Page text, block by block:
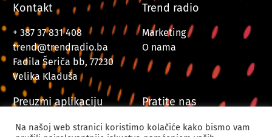
Kontakt
+ 387 37 831 408
trend@trendradio.ba
Fadila Šeriča bb, 77230
Velika Kladuša
Trend radio
Marketing
O nama
Preuzmi aplikaciju Pratite nas
Na našoj web stranici koristimo kolačiće kako bismo vam